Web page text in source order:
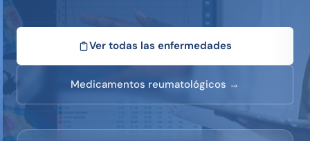
Ver todas las enfermedades
Medicamentos reumatológicos →